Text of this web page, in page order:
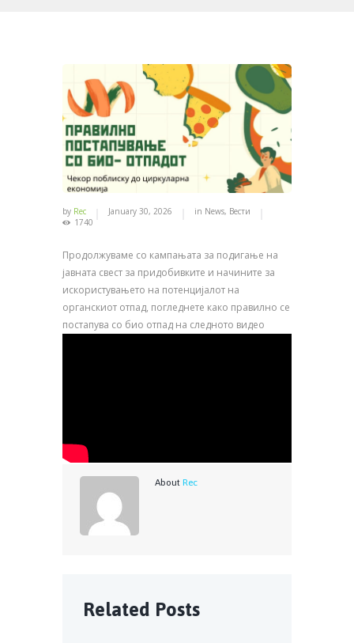
by Rec January 30, 2026 in News, Вести
1740
Продолжуваме со кампањата за подигање на
јавната свест за придобивките и начините за
искористувањето на потенцијалот на
органскиот отпад, погледнете како правилно се
постапува со био отпад на следното видео
AboutRec
Related Posts